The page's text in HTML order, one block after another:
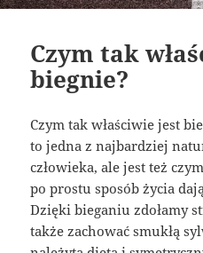
Czym tak
biegnie?
Czym tak właściwie jest
to jedna z najbardziej
człowieka, ale jest też
po prostu sposób życia
Dzięki bieganiu zdołamy
także zachować smukłą